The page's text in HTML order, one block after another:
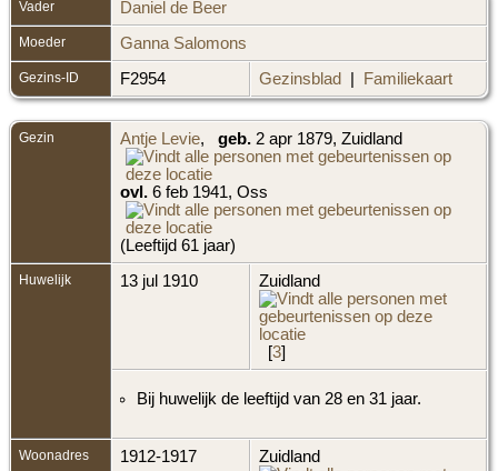
Vader Daniel de Beer
Moeder Ganna Salomons
Gezins-ID F2954 Gezinsblad Familiekaart
Gezin Antje Levie, geb. 2 apr 1879, Zuidland
ovl. 6 feb 1941, Oss
(Leeftijd 61 jaar)
Huwelijk 13 jul 1910 Zuidland
[3]
Bij huwelijk de leeftijd van 28 en 31 jaar.
Woonadres 1912-1917 Zuidland